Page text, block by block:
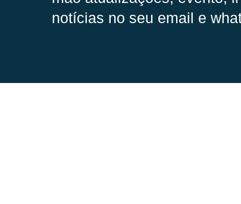
notícias no seu email e